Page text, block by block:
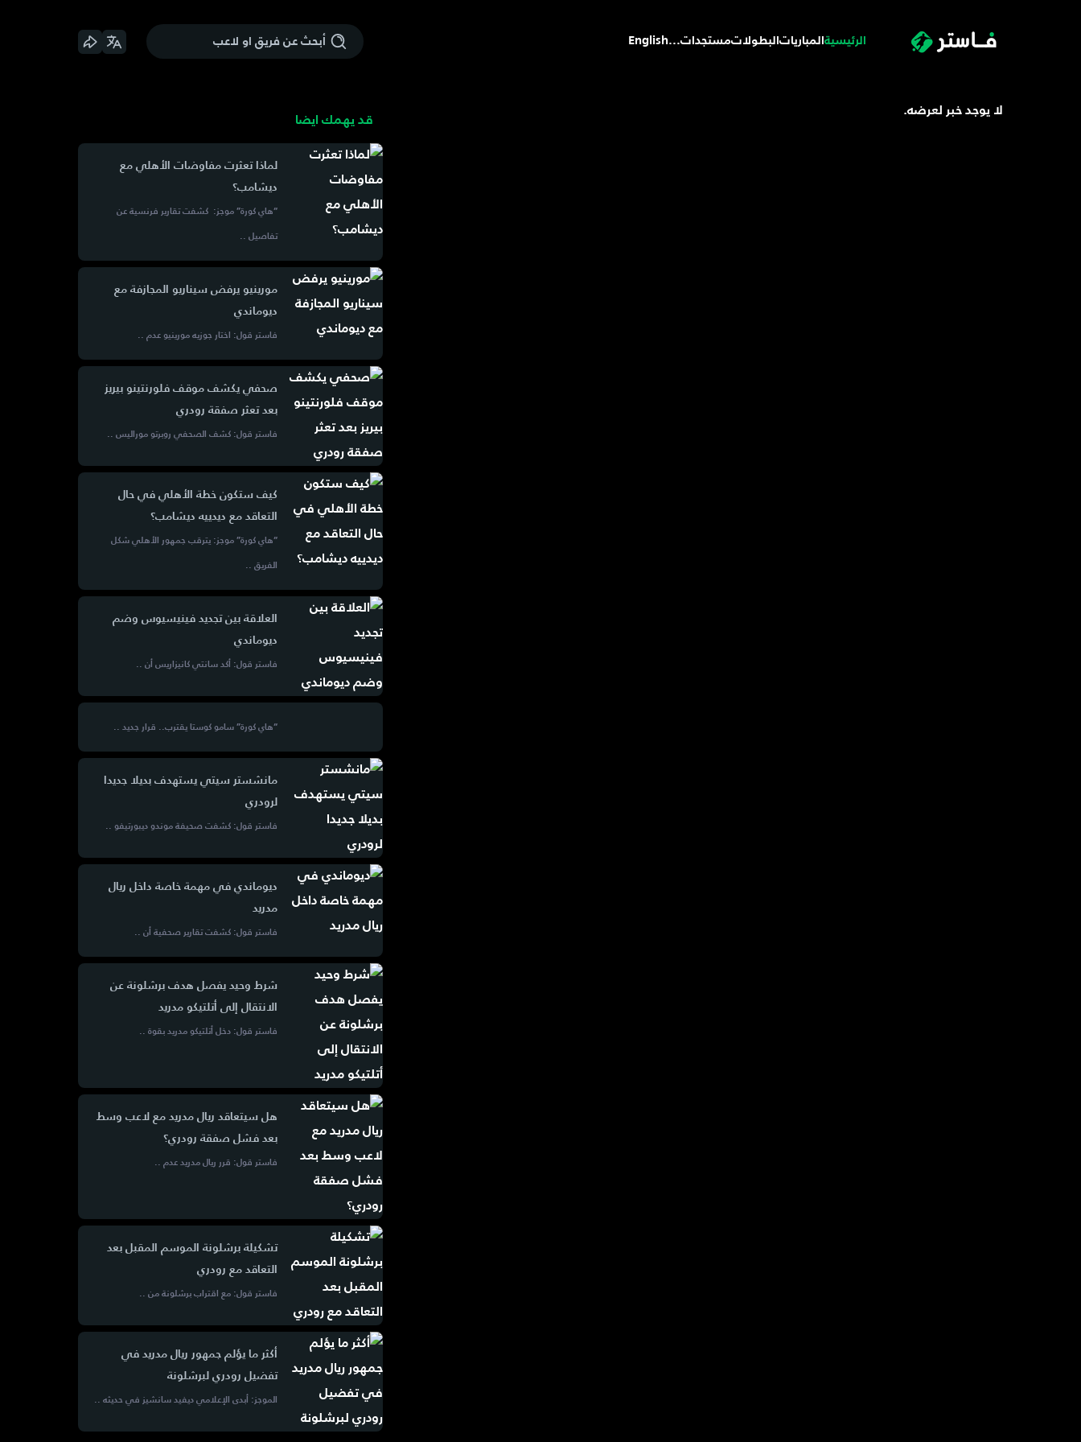
الرئيسية المباريات البطولاتمستجدات...
English
لا يوجد خبر لعرضه.
قد يهمك ايضا
لماذا تعثرت مفاوضات الأهلي مع
ديشامب؟
“هاي كورة” موجز: كشفت تقارير فرنسية عن
تفاصيل ..
مورينيو يرفض سيناريو المجازفة مع
ديوماندي
فاستر قول: اختار جوزيه مورينيو عدم ..
صحفي يكشف موقف فلورنتينو بيريز
بعد تعثر صفقة رودري
فاستر قول: كشف الصحفي روبرتو موراليس ..
كيف ستكون خطة الأهلي في حال
التعاقد مع ديدييه ديشامب؟
“هاي كورة” موجز: يترقب جمهور الأهلي شكل
الفريق ..
العلاقة بين تجديد فينيسيوس وضم
ديوماندي
فاستر قول: أكد سانتي كانيزاريس أن ..
“هاي كورة” سامو كوستا يقترب.. قرار جديد ..
مانشستر سيتي يستهدف بديلا جديدا
لرودري
فاستر قول: كشفت صحيفة موندو ديبورتيفو ..
ديوماندي في مهمة خاصة داخل ريال
مدريد
فاستر قول: كشفت تقارير صحفية أن ..
شرط وحيد يفصل هدف برشلونة عن
الانتقال إلى أتلتيكو مدريد
فاستر قول: دخل أتلتيكو مدريد بقوة ..
هل سيتعاقد ريال مدريد مع لاعب وسط
بعد فشل صفقة رودري؟
فاستر قول: قرر ريال مدريد عدم ..
تشكيلة برشلونة الموسم المقبل بعد
التعاقد مع رودري
فاستر قول: مع اقتراب برشلونة من ..
أكثر ما يؤلم جمهور ريال مدريد في
تفضيل رودري لبرشلونة
الموجز: أبدى الإعلامي ديفيد سانشيز في حديثه ..